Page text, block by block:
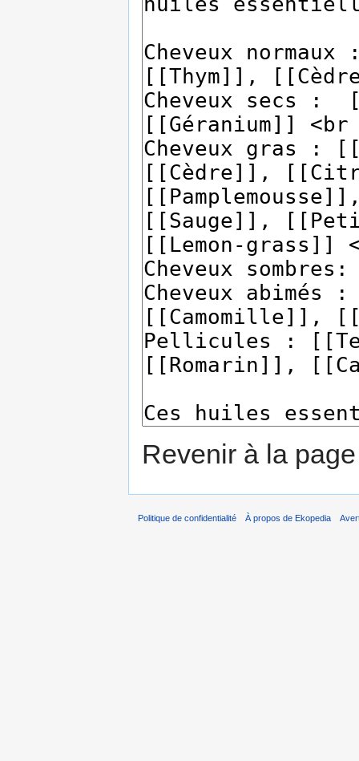
Revenir à la
Politique de confidentialité À propos de Ekopedia